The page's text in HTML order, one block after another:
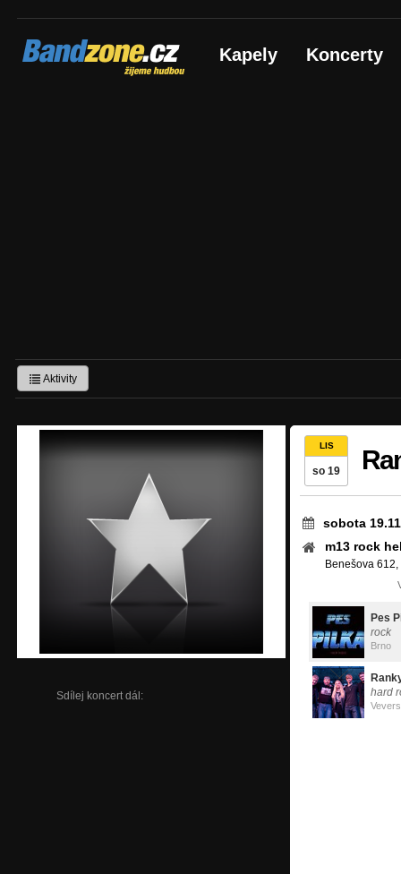
Bandzone.cz
žijeme hudbou Kapely Koncerty
Aktivity
Sdílej koncert dál:
LIS
so 19
sobota
m13 rock
Benešova
Pes
rock
Brno
hard